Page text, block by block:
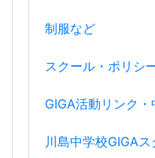
制服など
スクール・ポリシ
GIGA活動リンク
川島中学校GIGA